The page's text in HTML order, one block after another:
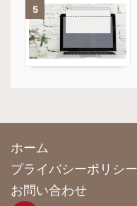
5
ホーム
プライバシーポリシー
お問い合わせ